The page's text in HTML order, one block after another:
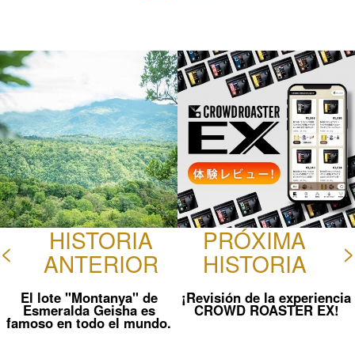
ok
< HISTORIA
ANTERIOR
El lote "Montanya" de
Esmeralda Geisha es
famoso en todo el mundo.
PRÓXIMA
HISTORIA >
¡Revisión de la experiencia
CROWD ROASTER EX!